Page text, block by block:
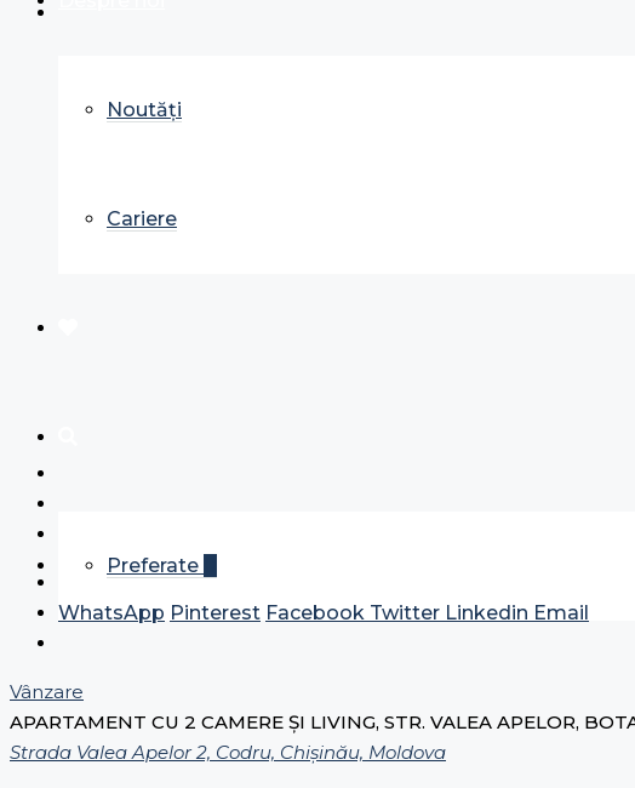
Noutăți
Cariere
Preferate
WhatsApp Pinterest Facebook Twitter Linkedin Email
Vânzare
APARTAMENT CU 2 CAMERE ȘI LIVING, STR. VALEA APELOR,
Strada Valea Apelor 2, Codru, Chișinău, Moldova